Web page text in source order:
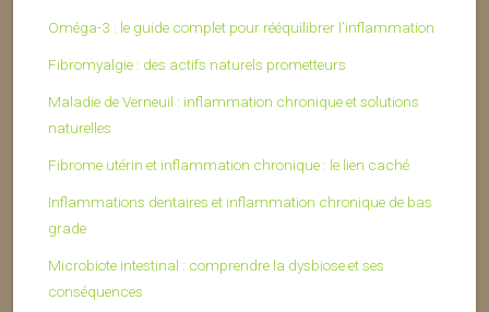
Oméga-3 : le guide complet pour rééquilibrer l’inflammation
Fibromyalgie : des actifs naturels prometteurs
Maladie de Verneuil : inflammation chronique et solutions
naturelles
Fibrome utérin et inflammation chronique : le lien caché
Inflammations dentaires et inflammation chronique de bas
grade
Microbiote intestinal : comprendre la dysbiose et ses
conséquences